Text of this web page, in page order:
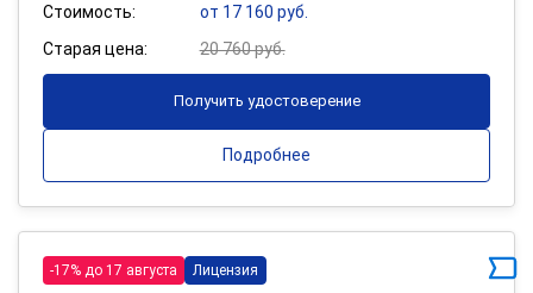
Стоимость:
от 17 160 руб.
Старая цена:
20 760 руб.
Получить удостоверение
Подробнее
-17% до 17 августа Лицензия